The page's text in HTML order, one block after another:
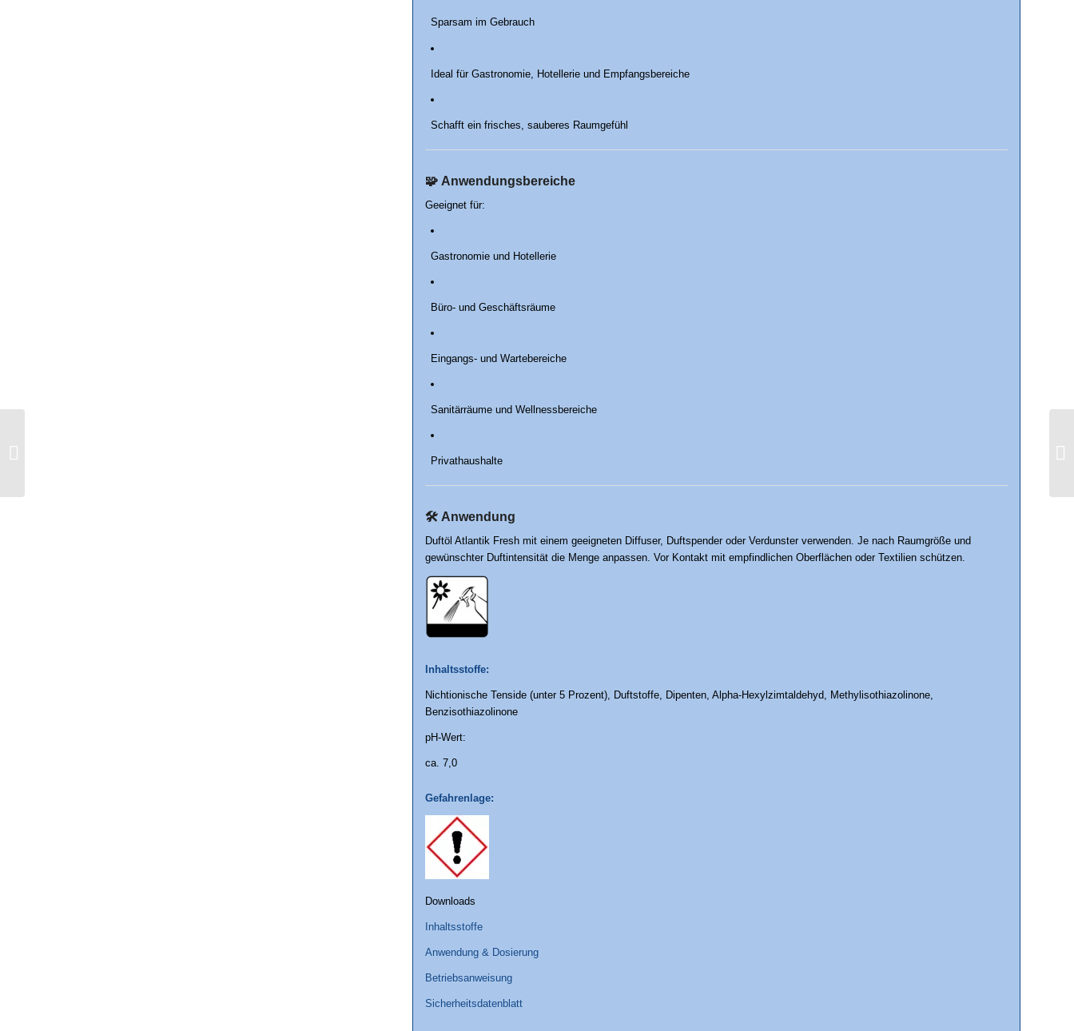
Sparsam im Gebrauch
Ideal für Gastronomie, Hotellerie und Empfangsbereiche
Schafft ein frisches, sauberes Raumgefühl
🧩 Anwendungsbereiche
Geeignet für:
Gastronomie und Hotellerie
Büro- und Geschäftsräume
Eingangs- und Wartebereiche
Sanitärräume und Wellnessbereiche
Privathaushalte
🛠️ Anwendung
Duftöl Atlantik Fresh mit einem geeigneten Diffuser, Duftspender oder Verdunster verwenden. Je nach Raumgröße und
gewünschter Duftintensität die Menge anpassen. Vor Kontakt mit empfindlichen Oberflächen oder Textilien schützen.
Inhaltsstoffe:
Nichtionische Tenside (unter 5 Prozent), Duftstoffe, Dipenten, Alpha-Hexylzimtaldehyd, Methylisothiazolinone,
Benzisothiazolinone
pH-Wert:
ca. 7,0
Gefahrenlage:
Downloads
Inhaltsstoffe
Anwendung & Dosierung
Betriebsanweisung
Sicherheitsdatenblatt